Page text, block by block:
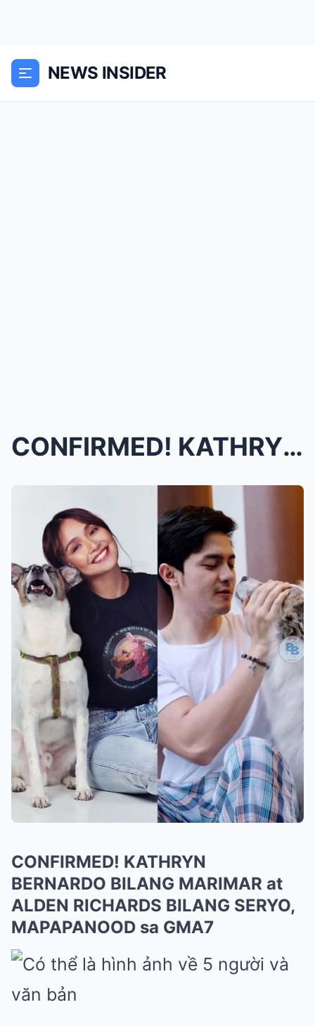
NEWS INSIDER
CONFIRMED! KATHRYN BERNARDO BILANG MARIMAR at ALDE...
CONFIRMED! KATHRYN
BERNARDO BILANG MARIMAR at
ALDEN RICHARDS BILANG SERYO,
MAPAPANOOD sa GMA7